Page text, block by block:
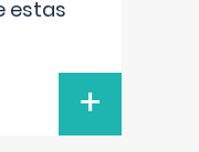
estas
+